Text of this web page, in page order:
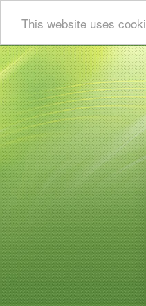
This website uses